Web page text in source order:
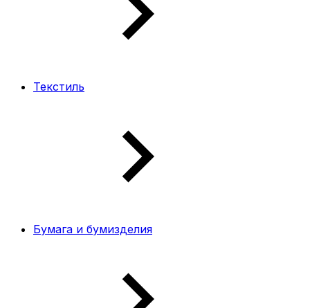
Текстиль
Бумага и бумизделия